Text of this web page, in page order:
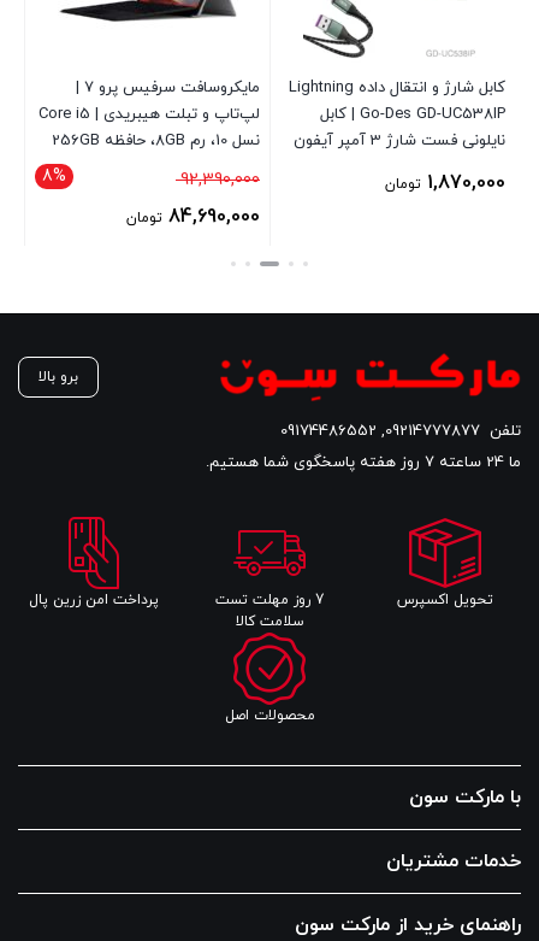
کابل شارژ و انتقال داده Lightning
Go-Des GD-UC538IP | کابل
نایلونی فست شارژ 3 آمپر آیفون
1,870,000 تومان
مایکروسافت سرفیس پرو 7 |
لپ‌تاپ و تبلت هیبریدی | Core i5
نسل 10، رم 8GB، حافظه 256GB
8% 92,390,000قیمت
اصلی84,690,000 تومان
84,690,000 تومان
برو بالا
تلفن 09214777877
,
09174486552
ما 24 ساعته 7 روز هفته پاسخگوی شما هستیم.
تحویل اکسپرس
7 روز مهلت تست
سلامت کالا
پرداخت امن زرین پال
محصولات اصل
با مارکت سون
خدمات مشتریان
راهنمای خرید از مارکت سون